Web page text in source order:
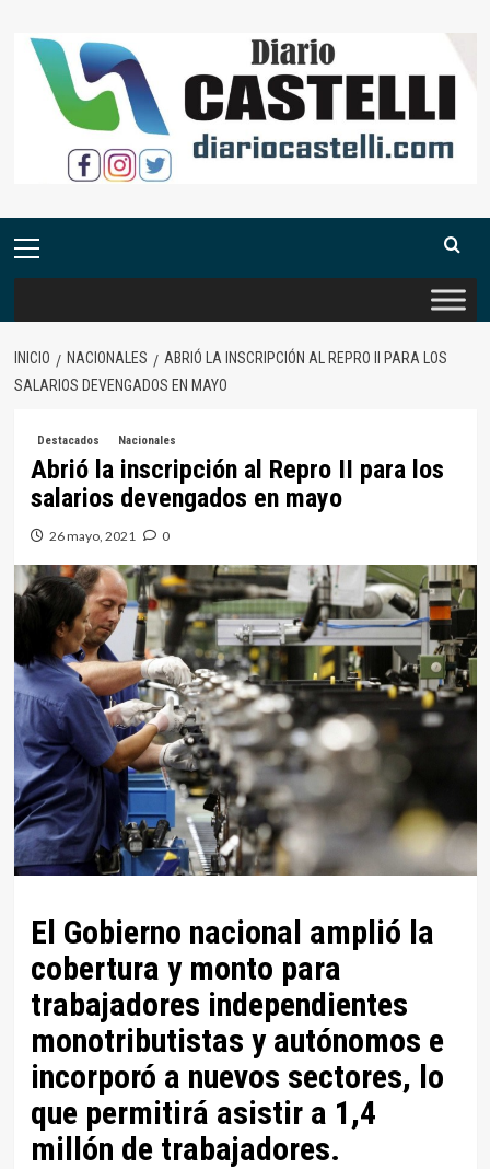
contenido
Menú
INICIO NACIONALES
ABRIÓ LA INSCRIPCIÓN AL REPRO II PARA LOS
SALARIOS DEVENGADOS EN MAYO
Destacados Nacionales
Abrió la inscripción al Repro II para los
salarios devengados en mayo
26 mayo, 2021 0
El Gobierno nacional amplió la
cobertura y monto para
trabajadores independientes
monotributistas y autónomos e
incorporó a nuevos sectores, lo
que permitirá asistir a 1,4
millón de trabajadores.